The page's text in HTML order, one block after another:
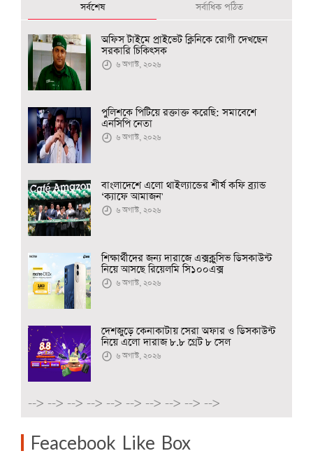
সর্বশেষ সর্বাধিক পঠিত
অফিস টাইমে প্রাইভেট ক্লিনিকে রোগী দেখছেন
সরকারি চিকিৎসক
৬ অগাস্ট, ২০২৬
পুলিশকে পিটিয়ে রক্তাক্ত করেছি: সমাবেশে
এনসিপি নেতা
৬ অগাস্ট, ২০২৬
বাংলাদেশে এলো থাইল্যান্ডের শীর্ষ কফি ব্র্যান্ড
‘ক্যাফে আমাজন'
৬ অগাস্ট, ২০২৬
শিক্ষার্থীদের জন্য দারাজে এক্সক্লুসিভ ডিসকাউন্ট
নিয়ে আসছে রিয়েলমি সি১০০এক্স
৬ অগাস্ট, ২০২৬
দেশজুড়ে কেনাকাটায় সেরা অফার ও ডিসকাউন্ট
নিয়ে এলো দারাজ ৮.৮ গ্রেট ৮ সেল
৬ অগাস্ট, ২০২৬
--> --> --> --> --> --> --> --> --> -->
Feacebook Like Box